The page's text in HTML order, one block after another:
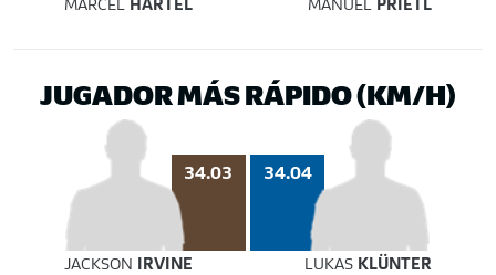
MARCEL HARTEL MANUEL PRIETL
JUGADOR MÁS RÁPIDO (KM/H)
34.03 34.04
JACKSON IRVINE LUKAS KLÜNTER